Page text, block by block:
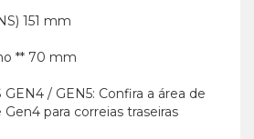
151 mm
** 70 mm
/ GEN5: Confira a área de
para correias traseiras